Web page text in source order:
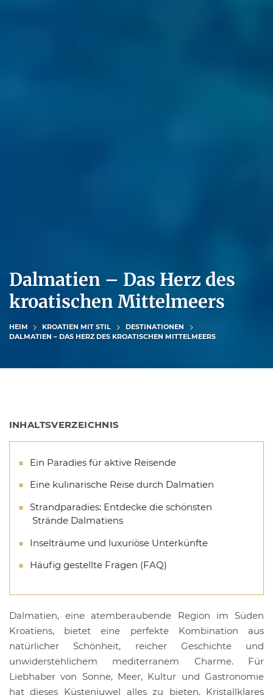
Dalmatien – Das Herz des
kroatischen Mittelmeers
HEIM KROATIEN MIT STIL
DESTINATIONEN
DALMATIEN – DAS HERZ DES KROATISCHEN MITTELMEERS
INHALTSVERZEICHNIS
Ein Paradies für aktive Reisende
Eine kulinarische Reise durch Dalmatien
Strandparadies: Entdecke die schönsten
Strände Dalmatiens
Inselträume und luxuriöse Unterkünfte
Häufig gestellte Fragen (FAQ)
Dalmatien, eine atemberaubende Region im Süden
Kroatiens, bietet eine perfekte Kombination aus
natürlicher Schönheit, reicher Geschichte und
unwiderstehlichem mediterranem Charme. Für
Liebhaber von Sonne, Meer, Kultur und Gastronomie
hat dieses Küstenjuwel alles zu bieten. Kristallklares